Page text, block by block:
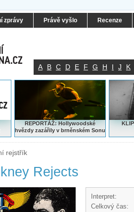
zprávy Právě vyšlo Recenze
A B C D E F G H I J K
REPORTÁŽ: Hollywoodské
hvězdy zazářily v brněnském Sonu
rejstřík
Rejects
Interpret:
Celkový čas: